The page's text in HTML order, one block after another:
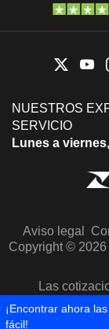
NUESTROS
SERVICIO
Lunes a
Aviso legal
Copyright ©
Las
¡Encontrar ahora
fácil!